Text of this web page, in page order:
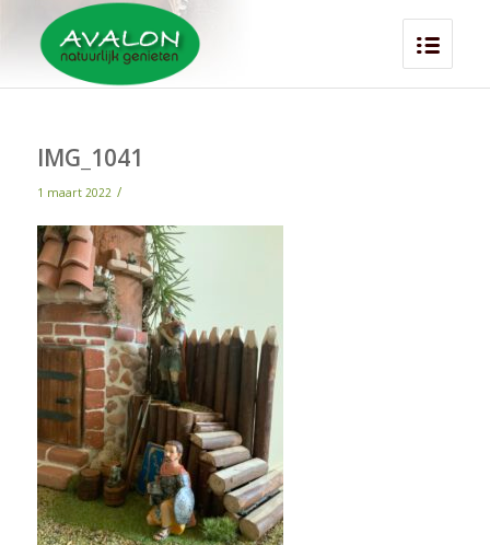
IMG_1041
1 maart 2022 /